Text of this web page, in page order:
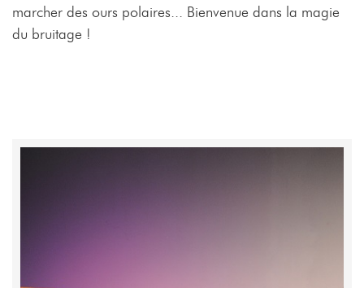
marcher des ours polaires... Bienvenue dans la magie
du bruitage !